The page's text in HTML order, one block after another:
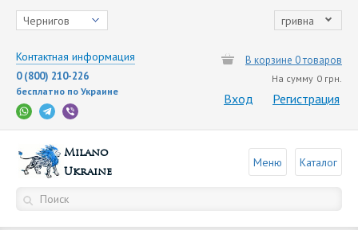
Чернигов гривна
Контактная информация
0 (800) 210-226
бесплатно по Украине
В корзине 0 товаров
На сумму 0 грн.
Вход Регистрация
Milano
Ukraine
Меню Каталог